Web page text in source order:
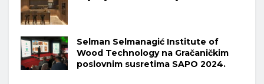
Selman Selmanagić Institute of
Wood Technology na Gračaničkim
poslovnim susretima SAPO 2024.